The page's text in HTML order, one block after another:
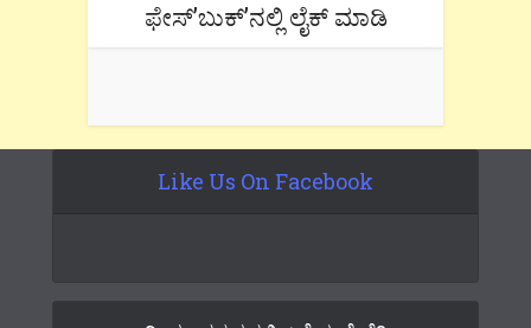
ಫೇಸ್’ಬುಕ್’ನಲ್ಲಿ ಲೈಕ್ ಮಾಡಿ
Like Us On Facebook